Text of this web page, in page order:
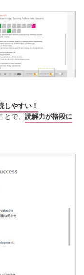
しやすい！
で、 読解力が格段に